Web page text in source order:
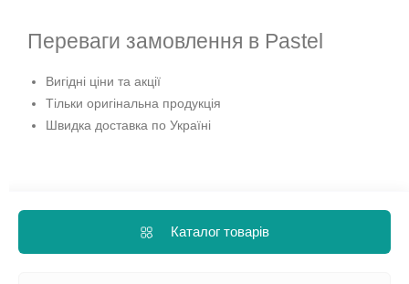
Переваги замовлення в Pastel
Вигідні ціни та акції
Тільки оригінальна продукція
Швидка доставка по Україні
Каталог товарів